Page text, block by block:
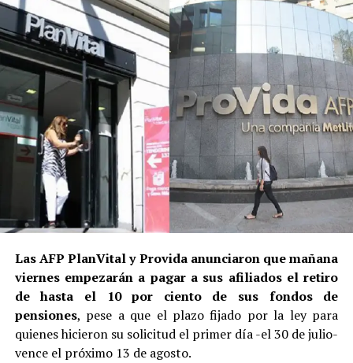
Las AFP PlanVital y Provida anunciaron que mañana
viernes empezarán a pagar a sus afiliados el retiro
de hasta el 10 por ciento de sus fondos de
pensiones, pese a que el plazo fijado por la ley para
quienes hicieron su solicitud el primer día -el 30 de julio-
vence el próximo 13 de agosto.